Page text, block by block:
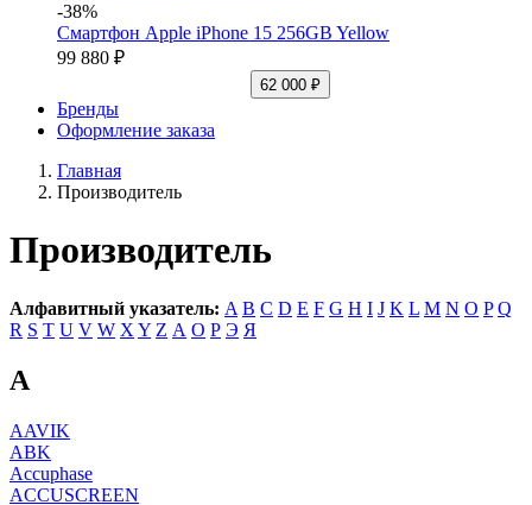
-38%
Смартфон Apple iPhone 15 256GB Yellow
99 880 ₽
62 000 ₽
Бренды
Оформление заказа
Главная
Производитель
Производитель
Алфавитный указатель: A B C D E F G H I J K L M N O P Q
R S T U V W X Y Z А О Р Э Я
A
AAVIK
ABK
Accuphase
ACCUSCREEN